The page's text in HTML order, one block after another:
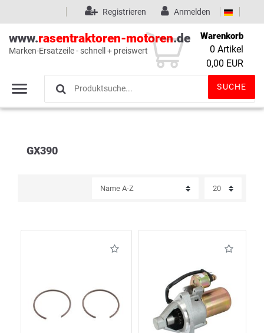
Wunschliste (0)
Anmelden
Registrieren
www.rasentraktoren-motoren.de
Marken-Ersatzeile - schnell + preiswert
SUCHE
Warenkorb
0 Artikel
0,00 EUR
GX390